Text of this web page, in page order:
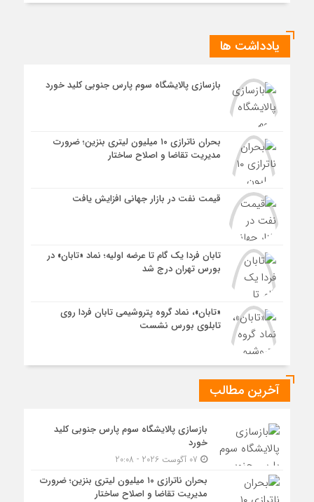
یادداشت ها
بازسازی پالایشگاه سوم پارس جنوبی کلید خورد
بحران ناترازی ۱۰ میلیون لیتری بنزین؛ ضرورت
مدیریت تقاضا و اصلاح ساختار
قیمت نفت در بازار جهانی افزایش یافت
تابان فردا یک گام تا عرضه اولیه؛ نماد «تابان» در
بورس تهران درج شد
«تابان»، نماد گروه پتروشیمی تابان فردا روی
تابلوی بورس نشست
آخرین مطالب
بازسازی پالایشگاه سوم پارس جنوبی کلید
خورد
بحران ناترازی ۱۰ میلیون لیتری بنزین؛ ضرورت
مدیریت تقاضا و اصلاح ساختار